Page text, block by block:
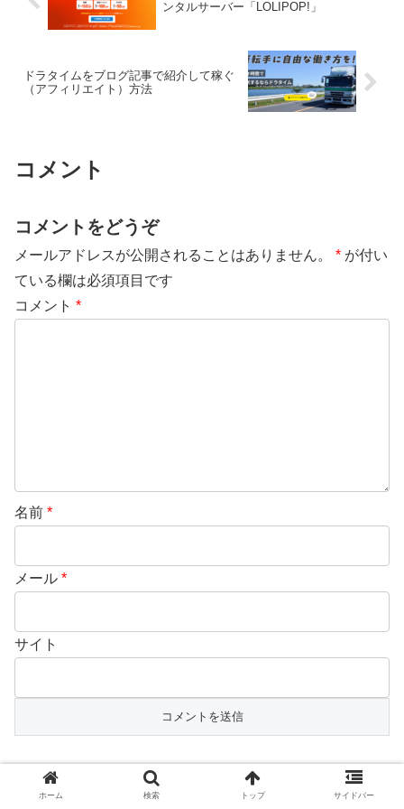
ンタルサーバー「LOLIPOP!」
ドラタイムをブログ記事で紹介して稼ぐ
（アフィリエイト）方法
コメント
コメントをどうぞ
メールアドレスが公開されることはありません。 * が付い
ている欄は必須項目です
コメント *
名前 *
メール *
サイト
ホーム 副業・副収入 アフィリエイト
ホーム 検索 トップ サイドバー